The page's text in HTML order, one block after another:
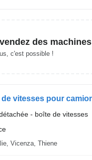
des
c'est possible !
de vitesses pour
- boîte de vitesses
Vicenza, Thiene